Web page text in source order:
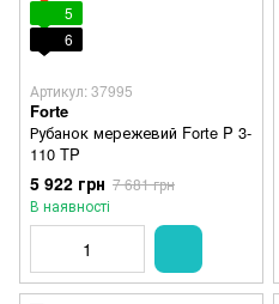
5
6
Артикул: 37995
Forte
Рубанок мережевий Forte P 3-
110 TP
5 922 грн 7 681 грн
В наявності